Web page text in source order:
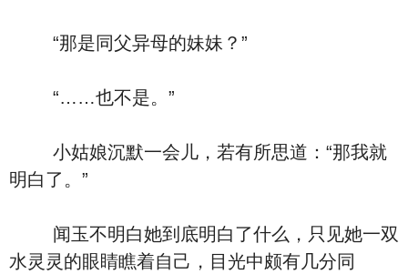
“那是同父异母的妹妹？”
“……也不是。”
小姑娘沉默一会儿，若有所思道：“那我就
明白了。”
闻玉不明白她到底明白了什么，只见她一双
水灵灵的眼睛瞧着自己，目光中颇有几分同